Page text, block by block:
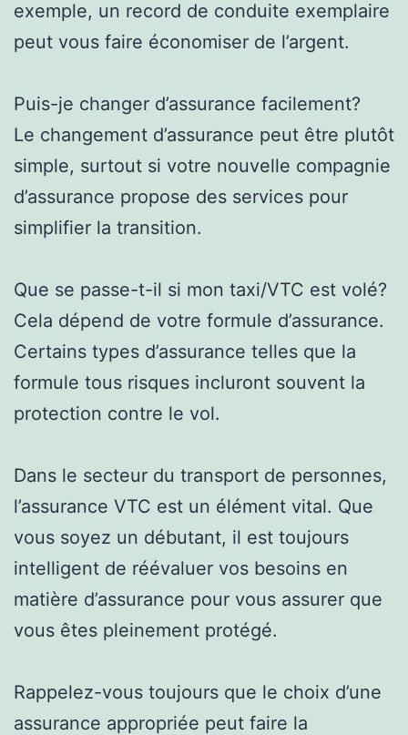
exemple, un record de conduite exemplaire
peut vous faire économiser de l’argent.
Puis-je changer d’assurance facilement?
Le changement d’assurance peut être plutôt
simple, surtout si votre nouvelle compagnie
d’assurance propose des services pour
simplifier la transition.
Que se passe-t-il si mon taxi/VTC est volé?
Cela dépend de votre formule d’assurance.
Certains types d’assurance telles que la
formule tous risques incluront souvent la
protection contre le vol.
Dans le secteur du transport de personnes,
l’assurance VTC est un élément vital. Que
vous soyez un débutant, il est toujours
intelligent de réévaluer vos besoins en
matière d’assurance pour vous assurer que
vous êtes pleinement protégé.
Rappelez-vous toujours que le choix d’une
assurance appropriée peut faire la